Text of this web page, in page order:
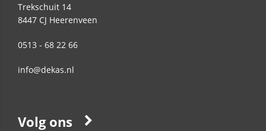
Trekschuit 14
8447 CJ Heerenveen
0513 - 68 22 66
info@dekas.nl
Volg ons